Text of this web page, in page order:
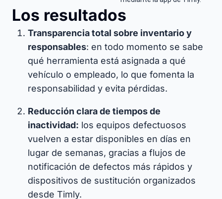
Los resultados
Transparencia total sobre inventario y
responsables: en todo momento se sabe
qué herramienta está asignada a qué
vehículo o empleado, lo que fomenta la
responsabilidad y evita pérdidas.​
Reducción clara de tiempos de
inactividad: los equipos defectuosos
vuelven a estar disponibles en días en
lugar de semanas, gracias a flujos de
notificación de defectos más rápidos y
dispositivos de sustitución organizados
desde Timly.​